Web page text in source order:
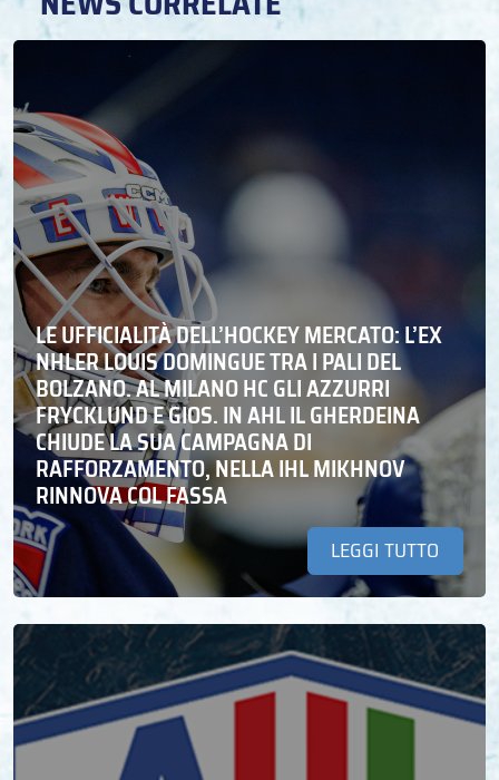
LE UFFICIALITÀ DELL’HOCKEY MERCATO: L’EX
NHLER LOUIS DOMINGUE TRA I PALI DEL
BOLZANO. AL MILANO HC GLI AZZURRI
FRYCKLUND E GIOS. IN AHL IL GHERDEINA
CHIUDE LA SUA CAMPAGNA DI
RAFFORZAMENTO, NELLA IHL MIKHNOV
RINNOVA COL FASSA
LEGGI TUTTO